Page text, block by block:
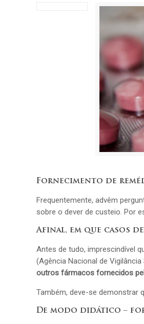
Fornecimento de
Frequentemente, advêm
sobre o dever de custeio. Por
Afinal, em que casos
Antes de tudo, imprescindível
(Agência Nacional de
outros fármacos fornecidos
Também, deve-se demonstrar
De modo didático –